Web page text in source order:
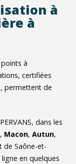
à
à
à
certifiées
permettent de
dans les
, Macon, Autun,
Saône-et-
en quelques